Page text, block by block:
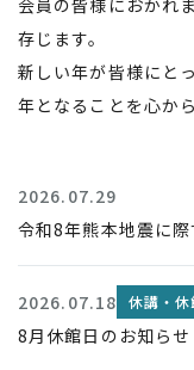
会員の皆様におかれ
存じます。
新しい年が皆様にと
年となることを心か
2026.07.29
令和8年熊本地震に
2026.07.18 休講・休
8月休館日のお知らせ